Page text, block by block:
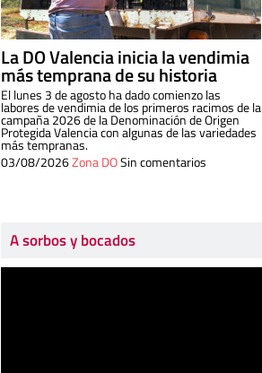
La DO Valencia inicia la vendimia
más temprana de su historia
El lunes 3 de agosto ha dado comienzo las
labores de vendimia de los primeros racimos de la
campaña 2026 de la Denominación de Origen
Protegida Valencia con algunas de las variedades
más tempranas.
03/08/2026Zona DOSin comentarios
A sorbos y bocados